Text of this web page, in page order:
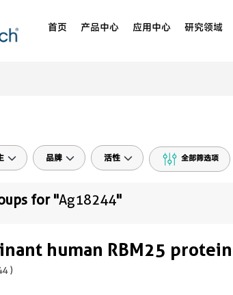
首页 产品中心 应用中心 研究领域
品牌 活性 全部筛选项
for "Ag18244"
human RBM25 protein
)